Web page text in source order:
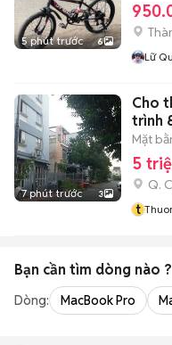
5 phút trước 6
Lữ
7 phút trước 3
Cho
trình
Mặt
5
Q.
t
Bạn cần tìm dòng nào ?
Dòng: MacBook Pro